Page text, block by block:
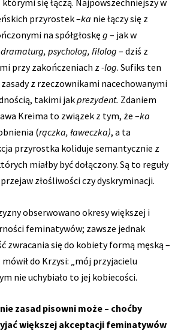
się łączą. Najpowszechniejszy w
przyrostek –ka nie łączy się z
na spółgłoskęg – jak w
psycholog, filolog– dziś z
przy zakończeniach z-log. Sufiks ten
zasady z rzeczownikami nacechowanymi
takimi jakprezydent. Zdaniem
Kreima to związek z tym, że –ka
(rączka, ławeczka), a ta
przyrostka koliduje semantycznie z
miałby być dołączony. Są to reguły
złośliwości czy dyskryminacji.
obserwowano okresy większej i
feminatywów; zawsze jednak
zwracania się do kobiety formą męską –
do Krzysi: „mój przyjacielu
nie uchybiało to jej kobiecości.
zasad pisowni może – choćby
większej akceptacji feminatywów